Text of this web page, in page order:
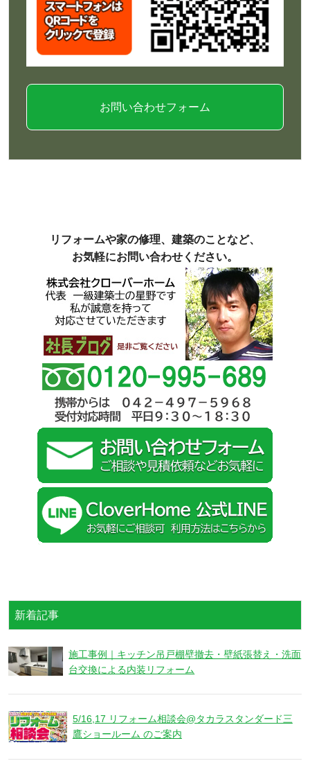
お問い合わせフォーム
リフォームや家の修理、建築のことなど、
お気軽にお問い合わせください。
新着記事
施工事例｜キッチン吊戸棚壁撤去・壁紙張替え・洗面
台交換による内装リフォーム
5/16,17 リフォーム相談会@タカラスタンダード三
鷹ショールーム のご案内